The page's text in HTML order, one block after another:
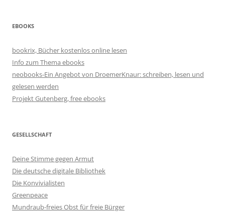
EBOOKS
bookrix, Bücher kostenlos online lesen
Info zum Thema ebooks
neobooks-Ein Angebot von DroemerKnaur: schreiben, lesen und
gelesen werden
Projekt Gutenberg, free ebooks
GESELLSCHAFT
Deine Stimme gegen Armut
Die deutsche digitale Bibliothek
Die Konvivialisten
Greenpeace
Mundraub-freies Obst für freie Bürger